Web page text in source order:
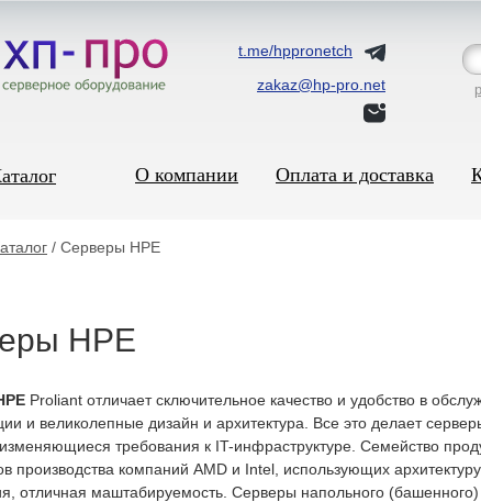
t.me/hppronetch
zakaz@hp-pro.net
О компании Оплата и доставка
/ Серверы HPE
HPE
Proliant отличает сключительное качество и удобство в
и великолепные дизайн и архитектура. Все это делает
требования к IT-инфраструктуре. Семейство
производства компаний AMD и Intel, использующих
отличная маштабируемость. Серверы напольного